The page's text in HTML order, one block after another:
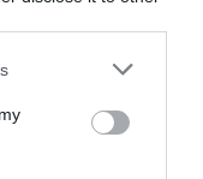
or more Google
You may click to
party tags to
in below Google